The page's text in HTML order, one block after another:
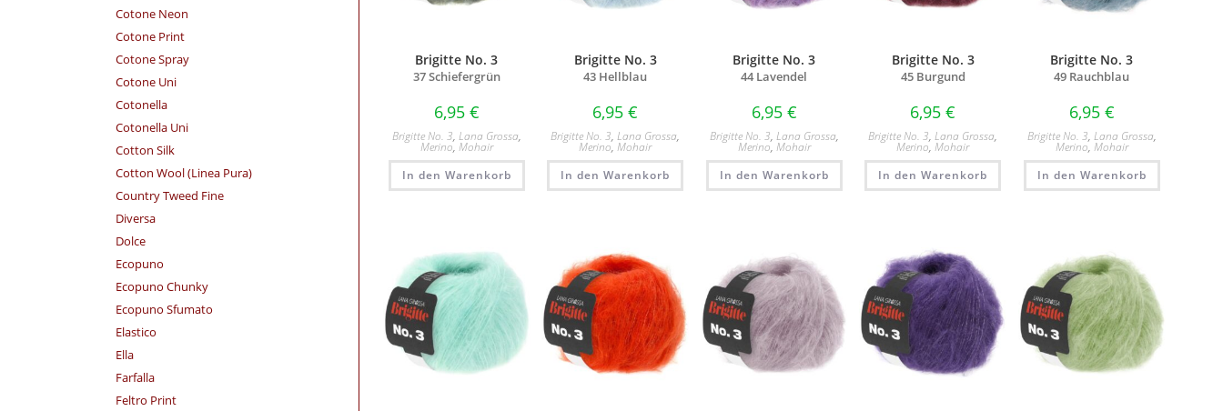
Brigitte No. 3
37 Schiefergrün
6,95 €
Brigitte No. 3, Lana Grossa,
Merino, Mohair
In den Warenkorb
Brigitte No. 3
43 Hellblau
6,95€
Brigitte No. 3,Lana Grossa,
Merino,Mohair
In den Warenkorb
Brigitte No. 3
44 Lavendel
6,95 €
Brigitte No. 3, Lana Grossa,
Merino, Mohair
In den Warenkorb
Brigitte No. 3
45 Burgund
6,95€
Brigitte No. 3,Lana Grossa,
Merino,Mohair
In den Warenkorb
Brigitte No. 3
49 Rauchblau
6,95 €
Brigitte No. 3, Lana Grossa,
Merino, Mohair
In den Warenkorb
Cotone Neon
Cotone Print
Cotone Spray
Cotone Uni
Cotonella
Cotonella Uni
Cotton Silk
Cotton Wool (Linea Pura)
Country Tweed Fine
Diversa
Dolce
Ecopuno
Ecopuno Chunky
Ecopuno Sfumato
Elastico
Ella
Farfalla
Feltro Print